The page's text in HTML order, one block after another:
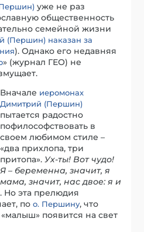
уже не раз
общественность
семейной жизни
(Першин) наказан за
). Однако его недавняя
» (журнал ГЕО) не
Вначале иеромонах
Димитрий (Першин)
пытается радостно
пофилософствовать в
своем любимом стиле –
«два прихлопа, три
притопа».Ух-ты! Вот чудо!
Я – беременна, значит, я
мама, значит, нас двое: я и
Но эта прелюдия
поо. Першину, что
появится на свет